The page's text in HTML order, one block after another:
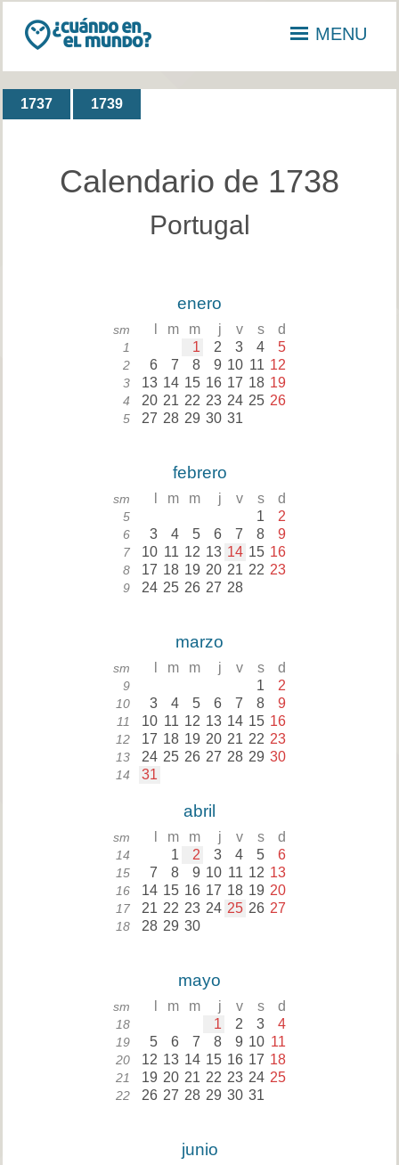
MENU
1737 1739
Calendario de 1738
Portugal
enero
sm m m j v s d
1 1 2 3 4 5
2 6 7 8 9 10 11 12
3 13 14 15 16 17 18 19
4 20 21 22 23 24 25 26
5 27 28 29 30 31
febrero
sm m m j v s d
5 1 2
6 3 4 5 6 7 8 9
7 10 11 12 13 14 15 16
8 17 18 19 20 21 22 23
9 24 25 26 27 28
marzo
sm m m j v s d
9 1 2
10 3 4 5 6 7 8 9
11 10 11 12 13 14 15 16
12 17 18 19 20 21 22 23
13 24 25 26 27 28 29 30
14 31
abril
sm m m j v s d
14 1 2 3 4 5 6
15 7 8 9 10 11 12 13
16 14 15 16 17 18 19 20
17 21 22 23 24 25 26 27
18 28 29 30
mayo
sm m m j v s d
18 1 2 3 4
19 5 6 7 8 9 10 11
20 12 13 14 15 16 17 18
21 19 20 21 22 23 24 25
22 26 27 28 29 30 31
junio